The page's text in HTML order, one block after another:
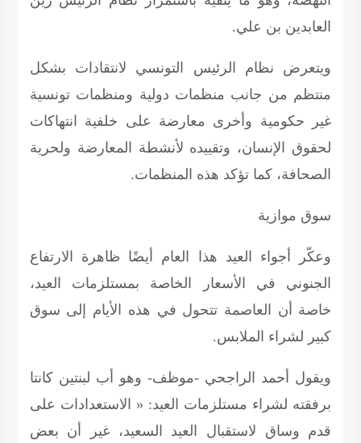
العابدين بن علي.
ويتعرض نظام الرئيس التونسي لانتقادات بشكل
منتظم من جانب منظمات دولية ومنظمات تونسية
غير حكومية وأخرى معارضة على خلفية انتهاكات
لحقوق الإنسان، وتقييده لأنشطة المعارضة ولحرية
الصحافة، كما تؤكد هذه المنظمات.
سوق موازية
وعكّر أجواء العيد هذا العام أيضًا ظاهرة الارتفاع
الجنوني في الأسعار الخاصة بمستلزمات العيد،
خاصة أن العاصمة تتحول في هذه الأيام إلى سوق
كبير لشراء الملابس.
ويقول أحمد الراجحي -موظف- وهو أب لبنتين كانتا
برفقته لشراء مستلزمات العيد: « الاستعدادات على
قدم وساق لاستقبال العيد السعيد، غير أن بعض